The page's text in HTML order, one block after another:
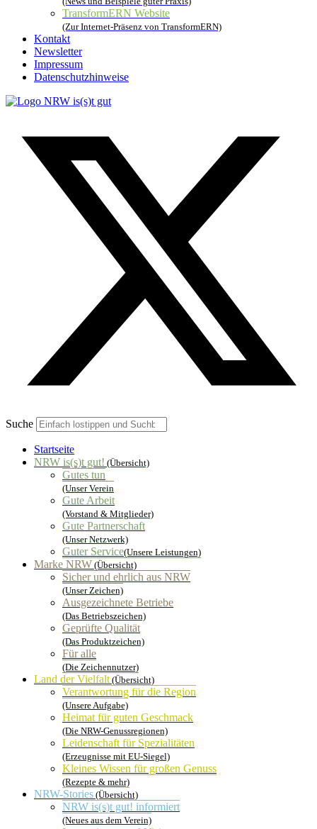
TransformERN Website
(Zur Internet-Präsenz von TransformERN)
Kontakt
Newsletter
Impressum
Datenschutzhinweise
Suche
Startseite
NRW is(s)t gut! (Übersicht)
Gutes tun
(Unser Verein
Gute Arbeit
(Vorstand & Mitglieder)
Gute Partnerschaft
(Unser Netzwerk)
Guter Service(Unsere Leistungen)
Marke NRW (Übersicht)
Sicher und ehrlich aus NRW
(Unser Zeichen)
Ausgezeichnete Betriebe
(Das Betriebszeichen)
Geprüfte Qualität
(Das Produktzeichen)
Für alle
(Die Zeichennutzer)
Land der Vielfalt(Übersicht)
Verantwortung für die Region
(Unsere Aufgabe)
Heimat für guten Geschmack
(Die NRW-Genussregionen)
Leidenschaft für Spezialitäten
(Erzeugnisse mit EU-Siegel)
Kleines Wissen für großen Genuss
(Rezepte & mehr)
NRW-Stories (Übersicht)
NRW is(s)t gut! informiert
(Neues aus dem Verein)